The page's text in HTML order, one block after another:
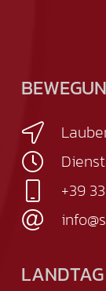
+39
LANDTAG